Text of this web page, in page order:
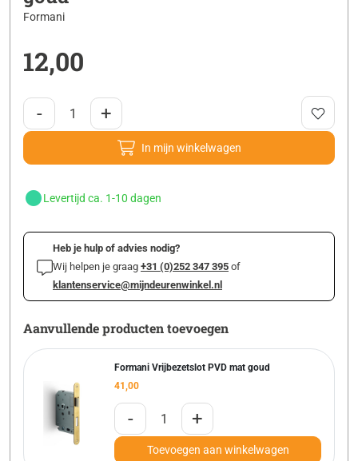
Formani
12,00
- +
In mijn winkelwagen
Levertijd ca. 1-10 dagen
Heb je hulp of advies nodig?
Wij helpen je graag +31 (0)252 347 395 of
klantenservice@mijndeurenwinkel.nl
Aanvullende producten toevoegen
Formani Vrijbezetslot PVD mat goud
41,00
- +
Toevoegen aan winkelwagen